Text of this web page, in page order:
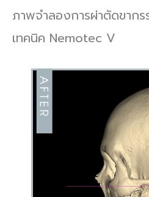
ภาพจำลองการผ่าตัดขากร
เทคนิค Nemotec V